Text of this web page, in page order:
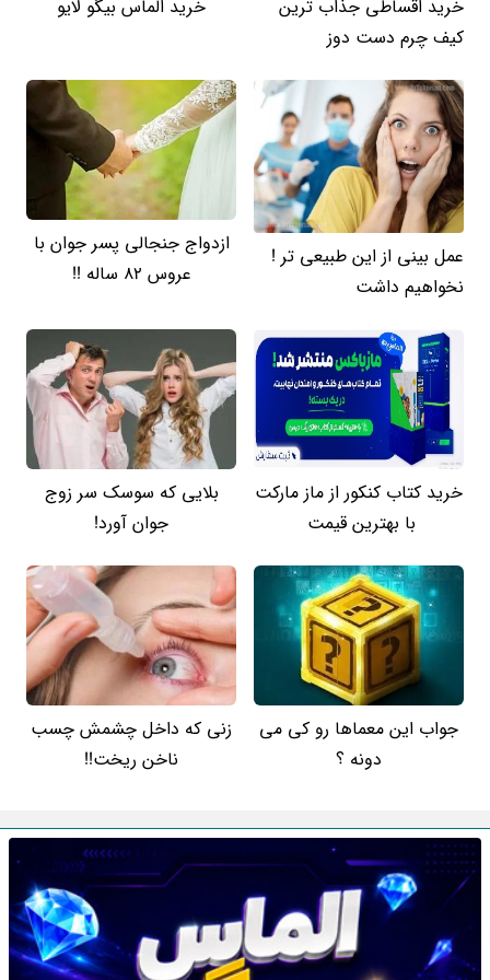
خرید اقساطی جذاب ترین
کیف چرم دست دوز
خرید الماس بیگو لایو
عمل بینی از این طبیعی تر !
نخواهیم داشت
ازدواج جنجالی پسر جوان با
عروس 82 ساله !!
خرید کتاب کنکور از ماز مارکت
با بهترین قیمت
بلایی که سوسک سر زوج
جوان آورد!
جواب این معماها رو کی می
دونه ؟
زنی که داخل چشمش چسب
ناخن ریخت!!